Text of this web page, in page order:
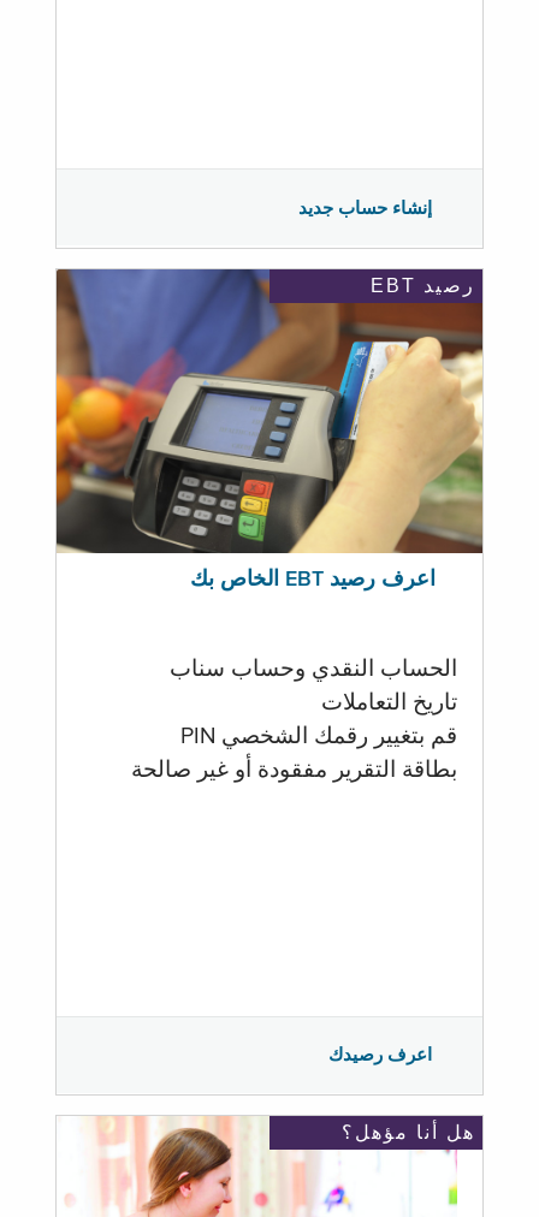
إنشاء حساب جديد
رصيد EBT
اعرف رصيد EBT الخاص بك
الحساب النقدي وحساب سناب
تاريخ التعاملات
قم بتغيير رقمك الشخصي PIN
بطاقة التقرير مفقودة أو غير صالحة
اعرف رصيدك
هل أنا مؤهل؟